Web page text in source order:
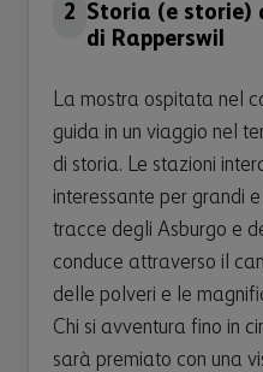
2 Storia (e storie)
di Rapperswil
La mostra ospitata nel
guida in un viaggio nel
di storia. Le stazioni
interessante per grandi
tracce degli Asburgo e
conduce attraverso il
delle polveri e le
Chi si avventura fino in
sarà premiato con una